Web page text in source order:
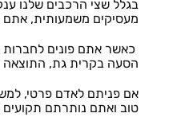
בגלל שצי הרכבים שלנו
מעסיקים משמעותית, אתם
כאשר אתם פונים לחברות
הסעה בקרית גת, התוצאה
אם פניתם לאדם פרטי,
טוב ואתם נותרתם תקועים